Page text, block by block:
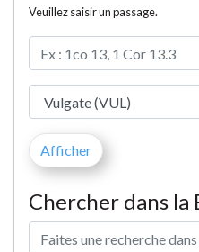
Veuillez saisir un passage.
Chercher dans la